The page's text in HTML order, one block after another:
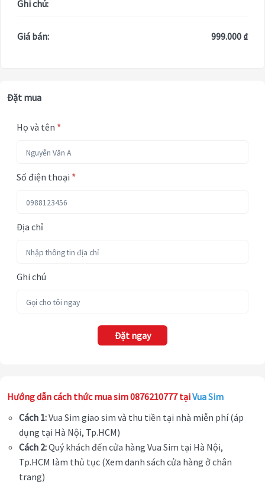
Ghi chú:
Giá bán: 999.000 ₫
Đặt mua
Họ và tên *
Số điện thoại *
Địa chỉ
Ghi chú
Đặt ngay
Hướng dẫn cách thức mua sim 0876210777 tạiVua Sim
Cách 1:Vua Sim giao sim và thu tiền tại nhà miễn phí (áp
dụng tại Hà Nội, Tp.HCM)
Cách 2:Quý khách đến cửa hàng Vua Sim tại Hà Nội,
Tp.HCM làm thủ tục (Xem danh sách cửa hàng ở chân
trang)